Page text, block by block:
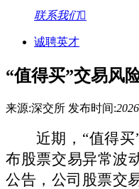
联系我们
诚聘英才
“值得买”交易风
来源:深交所 发布时间:
近期， “值得买
布股票交易异常波
公告， 公司 股票交